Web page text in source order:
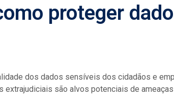
proteger
dos dados sensíveis dos cidadãos e
são alvos potenciais de